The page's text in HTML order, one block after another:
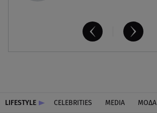
LIFESTYLE CELEBRITIES MEDIA ΜΟΔΑ